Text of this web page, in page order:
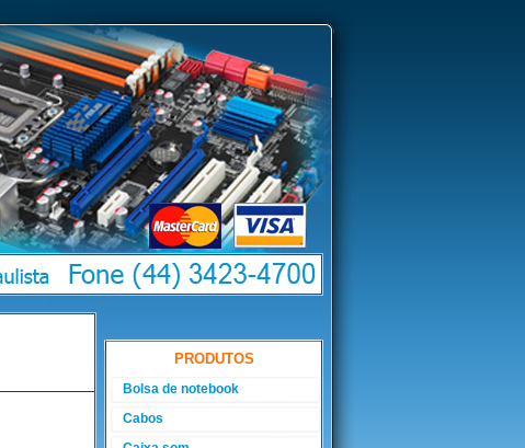
PRODUTOS
Bolsa de notebook
Cabos